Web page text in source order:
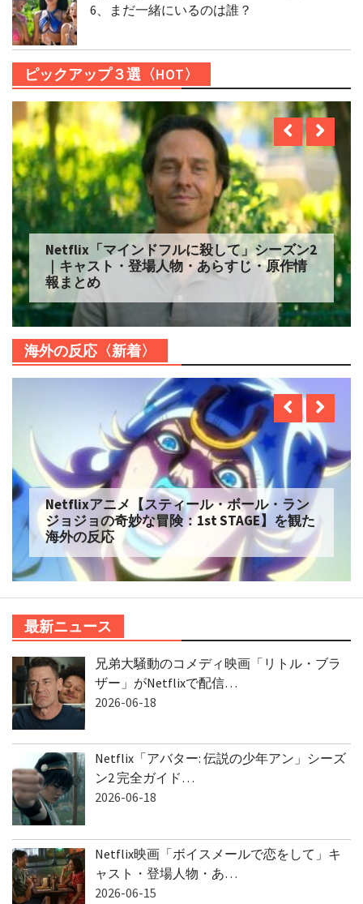
6、まだ一緒にいるのは誰？
ピックアップ３選〈HOT〉
Netflix「マインドフルに殺して」シーズン2
｜キャスト・登場人物・あらすじ・原作情
報まとめ
海外の反応〈新着〉
Netflixアニメ【スティール・ボール・ラン
ジョジョの奇妙な冒険：1st STAGE】を観た
海外の反応
最新ニュース
兄弟大騒動のコメディ映画「リトル・ブラ
ザー」がNetflixで配信…
2026-06-18
Netflix「アバター: 伝説の少年アン」シーズ
ン2 完全ガイド…
2026-06-18
Netflix映画「ボイスメールで恋をして」キ
ャスト・登場人物・あ…
2026-06-15